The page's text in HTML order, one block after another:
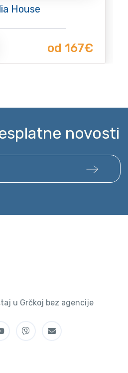
House
od 167€
novosti
u Grčkoj bez agencije